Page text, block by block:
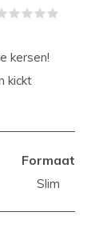
kersen!
kickt
Formaat
Slim